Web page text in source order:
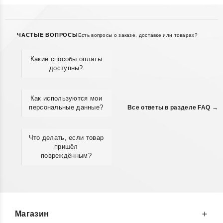
ЧАСТЫЕ ВОПРОСЫ Есть вопросы о заказе, доставке или товарах?
Какие способы оплаты
доступны?
Как используются мои
персональные данные?
Что делать, если товар
пришёл
повреждённым?
Все ответы в разделе FAQ →
Магазин